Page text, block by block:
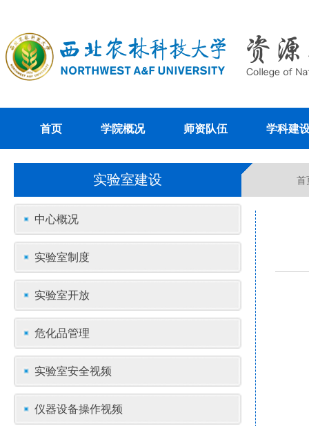
首页 学院概况 师资队伍 学科建
实验室建设 首
中心概况
实验室制度
实验室开放
危化品管理
实验室安全视频
仪器设备操作视频